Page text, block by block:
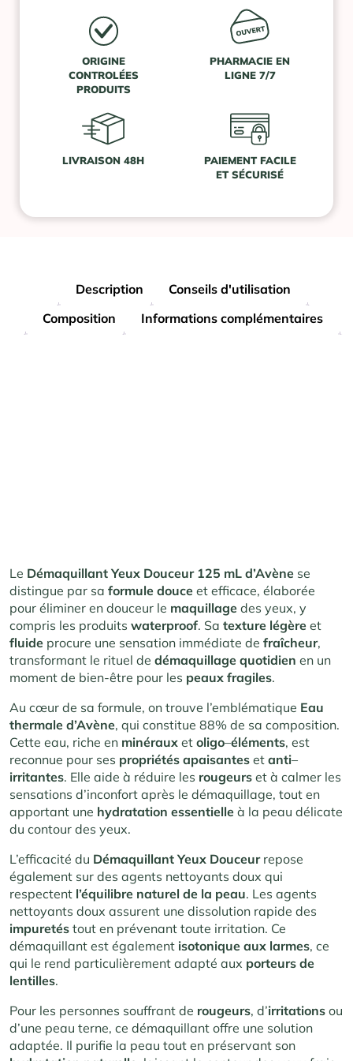
ORIGINE
CONTROLÉES
PRODUITS
PHARMACIE EN
LIGNE 7/7
LIVRAISON 48H
PAIEMENT FACILE
ET SÉCURISÉ
Description
Conseils d'utilisation
Composition
Informations complémentaires
Le Démaquillant Yeux Douceur 125 mL d’Avène se
distingue par sa formule douce et efficace, élaborée
pour éliminer en douceur le maquillage des yeux, y
compris les produits waterproof. Sa texture légère et
fluide procure une sensation immédiate de fraîcheur,
transformant le rituel de démaquillage quotidien en un
moment de bien-être pour les peaux fragiles.
Au cœur de sa formule, on trouve l’emblématique Eau
thermale d’Avène, qui constitue 88% de sa composition.
Cette eau, riche en minéraux et oligo–éléments, est
reconnue pour ses propriétés apaisantes et anti–
irritantes. Elle aide à réduire les rougeurs et à calmer les
sensations d’inconfort après le démaquillage, tout en
apportant une hydratation essentielle à la peau délicate
du contour des yeux.
L’efficacité du Démaquillant Yeux Douceurrepose
également sur des agents nettoyants doux qui
respectent l’équilibre naturel de la peau. Les agents
nettoyants doux assurent une dissolution rapide des
impuretés tout en prévenant toute irritation. Ce
démaquillant est également isotonique aux larmes, ce
qui le rend particulièrement adapté aux porteurs de
lentilles.
Pour les personnes souffrant de rougeurs, d’irritations ou
d’une peau terne, ce démaquillant offre une solution
adaptée. Il purifie la peau tout en préservant son